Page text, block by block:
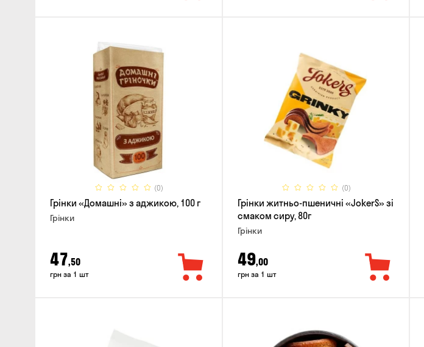
(0)
Грінки «Домашні» з аджикою, 100 г
Грінки
47,50
грн за 1 шт
(0)
Грінки житньо-пшеничні «JokerS» зі
смаком сиру, 80г
Грінки
49,00
грн за 1 шт